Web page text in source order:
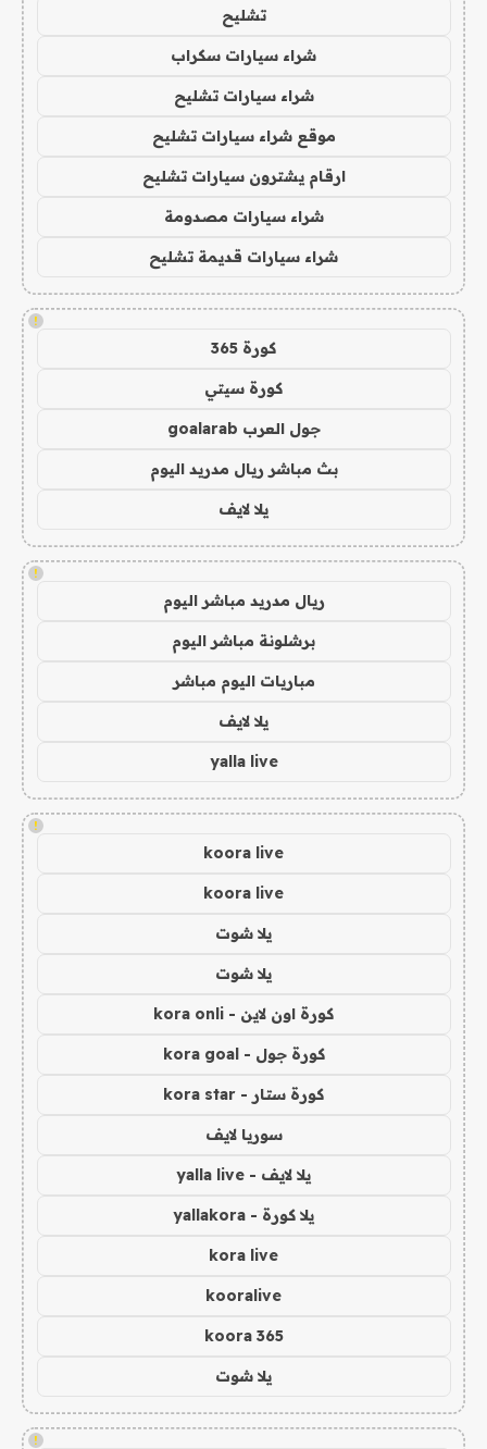
تشليح
شراء سيارات سكراب
شراء سيارات تشليح
موقع شراء سيارات تشليح
ارقام يشترون سيارات تشليح
شراء سيارات مصدومة
شراء سيارات قديمة تشليح
!
كورة 365
كورة سيتي
جول العرب goalarab
بث مباشر ريال مدريد اليوم
يلا لايف
!
ريال مدريد مباشر اليوم
برشلونة مباشر اليوم
مباريات اليوم مباشر
يلا لايف
yalla live
!
koora live
koora live
يلا شوت
يلا شوت
كورة اون لاين - kora onli
كورة جول - kora goal
كورة ستار - kora star
سوريا لايف
يلا لايف - yalla live
يلا كورة - yallakora
kora live
kooralive
koora 365
يلا شوت
!